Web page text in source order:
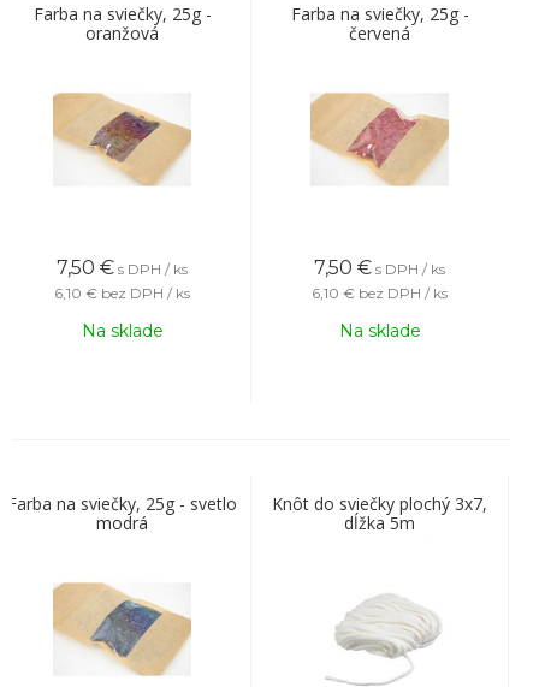
Farba na sviečky, 25g -
oranžová
7,50 € s DPH / ks
6,10 € bez DPH / ks
Na sklade
Farba na sviečky, 25g -
červená
7,50 € s DPH / ks
6,10 € bez DPH / ks
Na sklade
Farba na sviečky, 25g - svetlo
modrá
Knôt do sviečky plochý 3x7,
dĺžka 5m